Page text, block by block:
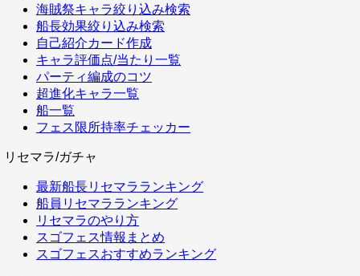
海賊祭キャラ絞り込み検索
船長効果絞り込み検索
自己紹介カード作成
キャラ評価点/当たり一覧
パーティ編成のコツ
超進化キャラ一覧
船一覧
フェス限所持率チェッカー
リセマラ/ガチャ
最新船長リセマラランキング
船員リセマラランキング
リセマラのやり方
スゴフェス情報まとめ
スゴフェスおすすめランキング